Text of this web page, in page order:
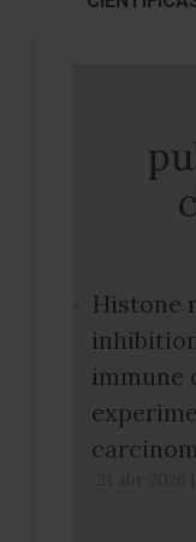
Histone
immune